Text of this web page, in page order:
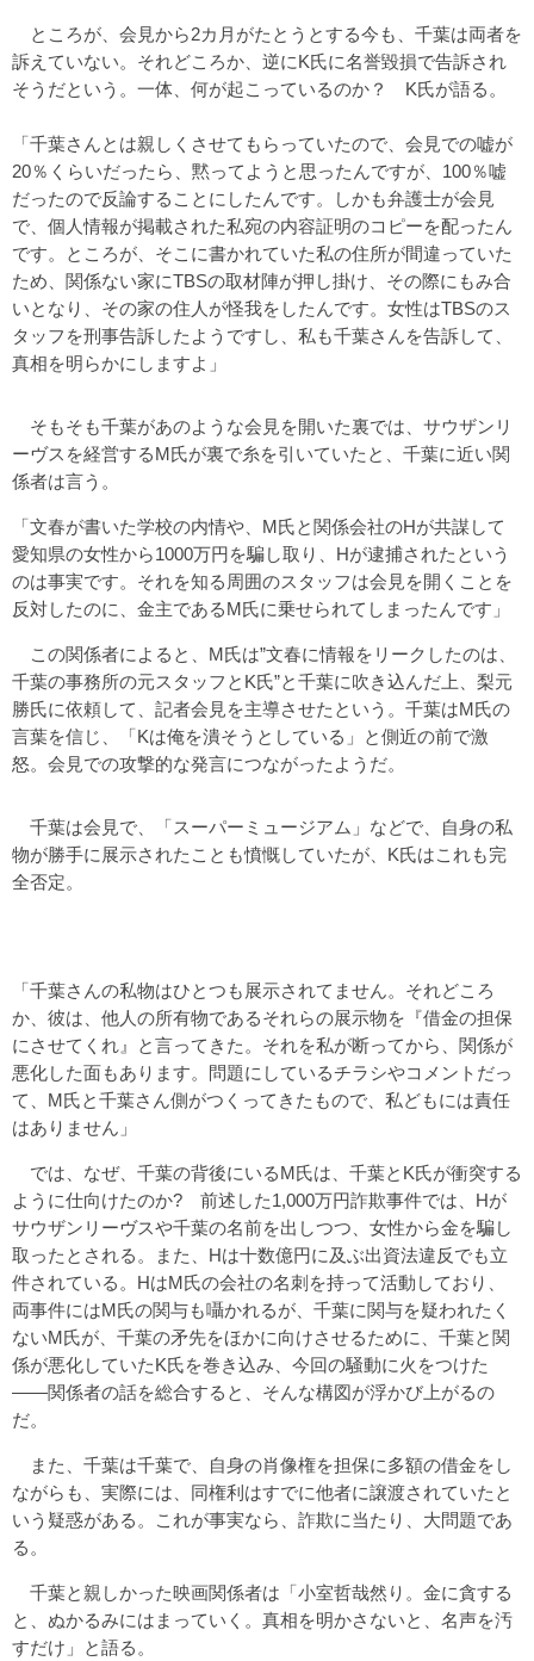
ところが、会見から2カ月がたとうとする今も、千葉は両者を
訴えていない。それどころか、逆にK氏に名誉毀損で告訴され
そうだという。一体、何が起こっているのか？ K氏が語る。
「千葉さんとは親しくさせてもらっていたので、会見での嘘が
20％くらいだったら、黙ってようと思ったんですが、100％嘘
だったので反論することにしたんです。しかも弁護士が会見
で、個人情報が掲載された私宛の内容証明のコピーを配ったん
です。ところが、そこに書かれていた私の住所が間違っていた
ため、関係ない家にTBSの取材陣が押し掛け、その際にもみ合
いとなり、その家の住人が怪我をしたんです。女性はTBSのス
タッフを刑事告訴したようですし、私も千葉さんを告訴して、
真相を明らかにしますよ」
そもそも千葉があのような会見を開いた裏では、サウザンリ
ーヴスを経営するM氏が裏で糸を引いていたと、千葉に近い関
係者は言う。
「文春が書いた学校の内情や、M氏と関係会社のHが共謀して
愛知県の女性から1000万円を騙し取り、Hが逮捕されたという
のは事実です。それを知る周囲のスタッフは会見を開くことを
反対したのに、金主であるM氏に乗せられてしまったんです」
この関係者によると、M氏は”文春に情報をリークしたのは、
千葉の事務所の元スタッフとK氏”と千葉に吹き込んだ上、梨元
勝氏に依頼して、記者会見を主導させたという。千葉はM氏の
言葉を信じ、「Kは俺を潰そうとしている」と側近の前で激
怒。会見での攻撃的な発言につながったようだ。
千葉は会見で、「スーパーミュージアム」などで、自身の私
物が勝手に展示されたことも憤慨していたが、K氏はこれも完
全否定。
「千葉さんの私物はひとつも展示されてません。それどころ
か、彼は、他人の所有物であるそれらの展示物を『借金の担保
にさせてくれ』と言ってきた。それを私が断ってから、関係が
悪化した面もあります。問題にしているチラシやコメントだっ
て、M氏と千葉さん側がつくってきたもので、私どもには責任
はありません」
では、なぜ、千葉の背後にいるM氏は、千葉とK氏が衝突する
ように仕向けたのか? 前述した1,000万円詐欺事件では、Hが
サウザンリーヴスや千葉の名前を出しつつ、女性から金を騙し
取ったとされる。また、Hは十数億円に及ぶ出資法違反でも立
件されている。HはM氏の会社の名刺を持って活動しており、
両事件にはM氏の関与も囁かれるが、千葉に関与を疑われたく
ないM氏が、千葉の矛先をほかに向けさせるために、千葉と関
係が悪化していたK氏を巻き込み、今回の騒動に火をつけた
――関係者の話を総合すると、そんな構図が浮かび上がるの
だ。
また、千葉は千葉で、自身の肖像権を担保に多額の借金をし
ながらも、実際には、同権利はすでに他者に譲渡されていたと
いう疑惑がある。これが事実なら、詐欺に当たり、大問題であ
る。
千葉と親しかった映画関係者は「小室哲哉然り。金に貪する
と、ぬかるみにはまっていく。真相を明かさないと、名声を汚
すだけ」と語る。